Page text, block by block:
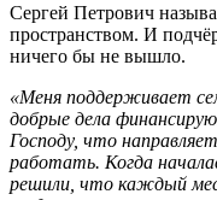
Сергей Петрович
пространством. И
ничего бы не вышло.
«Меня поддерживает
добрые дела
Господу, что
работать. Когда
решили, что каждый